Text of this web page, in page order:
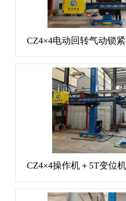
CZ4×4操作机＋5T变位